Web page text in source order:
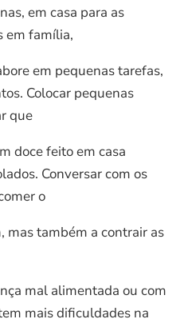
em casa para as
em família,
em pequenas tarefas,
Colocar pequenas
que
doce feito em casa
Conversar com os
o
mas também a contrair as
mal alimentada ou com
mais dificuldades na